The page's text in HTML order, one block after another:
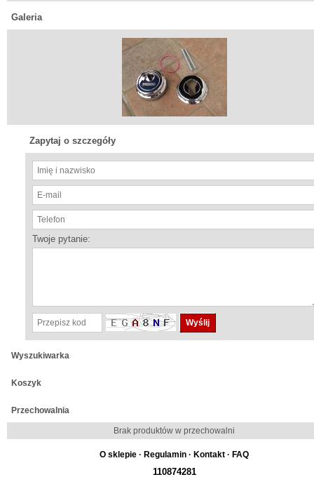
Galeria
Zapytaj o szczegóły
Twoje pytanie:
Wyszukiwarka
Koszyk
Przechowalnia
Brak produktów w przechowalni
O sklepie · Regulamin · Kontakt · FAQ
110874281